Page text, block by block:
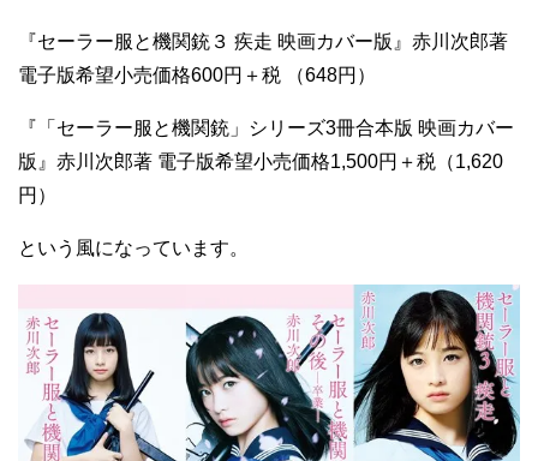
『セーラー服と機関銃３ 疾走 映画カバー版』赤川次郎著
電子版希望小売価格600円＋税 （648円）
『「セーラー服と機関銃」シリーズ3冊合本版 映画カバー
版』赤川次郎著 電子版希望小売価格1,500円＋税（1,620
円）
という風になっています。